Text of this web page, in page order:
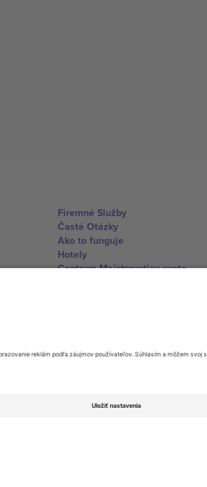
Firemné Služby
Časté Otázky
Ako to funguje
Hotely
Centrum Majstrovstiev sveta